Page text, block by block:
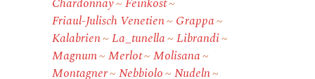
Friaul-Julisch Venetien
Grappa
Kalabrien
La_tunella
Librandi
Magnum
Merlot
Molisana
Montagner
Nebbiolo
Nudeln